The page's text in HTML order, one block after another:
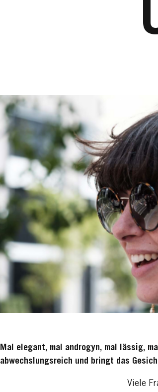
Mal elegant, mal androgyn, mal lässig,
abwechslungsreich und bringt das
Viele